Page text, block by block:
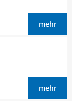
mehr
mehr